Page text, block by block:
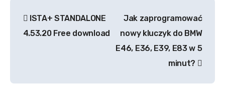
wpisu
ISTA+ STANDALONE
4.53.20 Free download
Jak zaprogramować
nowy kluczyk do BMW
E46, E36, E39, E83 w 5
minut?